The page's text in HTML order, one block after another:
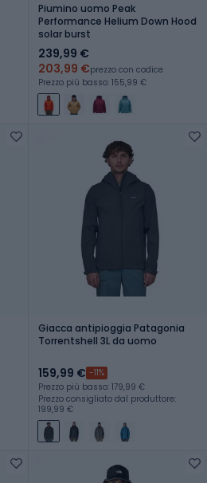
Piumino uomo Peak
Performance Helium Down Hood
solar burst
239,99 €
203,99 €prezzo con codice
Prezzo più basso: 155,99 €
Giacca antipioggia Patagonia
Torrentshell 3L da uomo
159,99 € -11%
Prezzo più basso: 179,99 €
Prezzo consigliato dal produttore:
199,99 €